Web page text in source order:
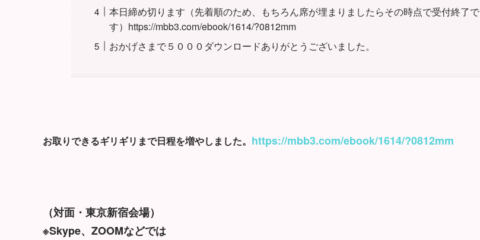
本日締め切ります（先着順のため、もちろん席が埋まりましたらその時点で受付終了で
す）https://mbb3.com/ebook/1614/?0812mm
おかげさまで５０００ダウンロードありがとうございました。
お取りできるギリギリまで日程を増やしました。 https://mbb3.com/ebook/1614/?0812mm
（対面・東京新宿会場）
※Skype、ZOOMなどでは